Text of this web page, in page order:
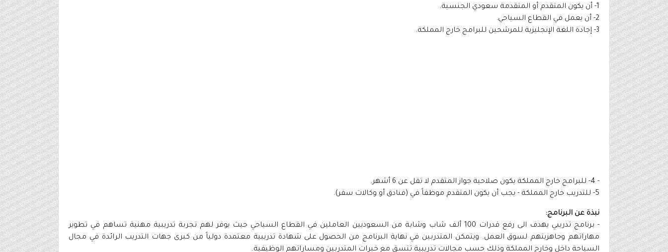
1- أن يكون المتقدم أو المتقدمة سعودي الجنسية.
2- أن يعمل في القطاع السياحي.
3- إجادة اللغة الإنجليزية للمرشحين للبرامج خارج المملكة.
- 4- للبرامج خارج المملكة يكون صلاحية جواز المتقدم لا تقل عن 6 أشهر.
5- للتدريب خارج المملكة - يجب أن يكون المتقدم موظفاً في (فنادق أو وكالات سفر).
نبذة عن البرنامج:
- برنامج تدريبي يهدف الى رفع قدرات 100 ألف شاب وشابة من السعوديين العاملين في القطاع السياحي حيث يوفر لهم تجربة تدريبية مهنية تساهم في تطوير
مهاراتهم وجاهزيتهم لسوق العمل. ويتمكن المتدربين في نهاية البرنامج من الحصول على شهادة تدريبية معتمدة دولياً من كبرى جهات التدريب الرائدة في مجال
السياحة داخل وخارج المملكة وذلك حسب مجالات تدريبية تتسق مع خبرات المتدربين ومساراتهم الوظيفية.